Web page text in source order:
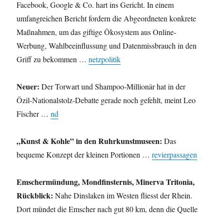
Facebook, Google & Co. hart ins Gericht. In einem
umfangreichen Bericht fordern die Abgeordneten konkrete
Maßnahmen, um das giftige Ökosystem aus Online-
Werbung, Wahlbeeinflussung und Datenmissbrauch in den
Griff zu bekommen …netzpolitik
Neuer: Der Torwart und Shampoo-Millionär hat in der
Özil-Nationalstolz-Debatte gerade noch gefehlt, meint Leo
Fischer …nd
„Kunst & Kohle” in den Ruhrkunstmuseen: Das
bequeme Konzept der kleinen Portionen …revierpassagen
Emschermündung, Mondfinsternis, Minerva Tritonia,
Rückblick: Nahe Dinslaken im Westen fliesst der Rhein.
Dort mündet die Emscher nach gut 80 km, denn die Quelle